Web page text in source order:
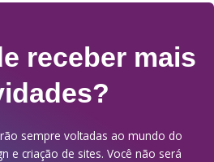
receber mais
sempre voltadas ao mundo do
e criação de sites. Você não será